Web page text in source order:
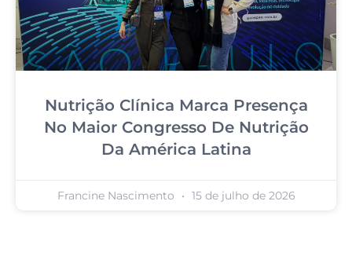
Nutrição Clínica Marca Presença
No Maior Congresso De Nutrição
Da América Latina
Francine Nascimento 15 de julho de 2026